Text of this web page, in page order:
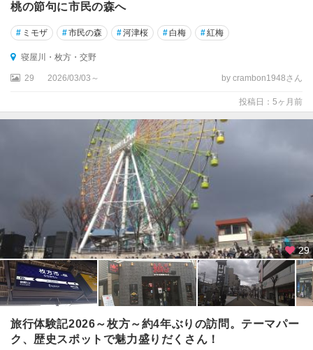
桃の節句に市民の森へ
# ミモザ #市民の森 #河津桜 # 白梅 #紅梅
寝屋川・枚方・交野
29 2026/03/03～ by crambon1948さん
投稿日：5ヶ月前
29
旅行体験記2026～枚方～約4年ぶりの訪問。テーマパー
ク、歴史スポットで魅力盛りだくさん！